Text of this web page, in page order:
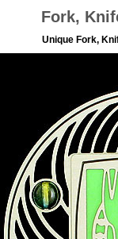
Fork,
Unique Fork,